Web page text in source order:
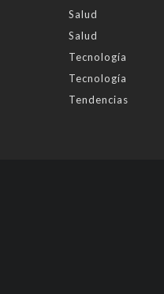
Salud
Salud
Tecnología
Tecnología
Tendencias